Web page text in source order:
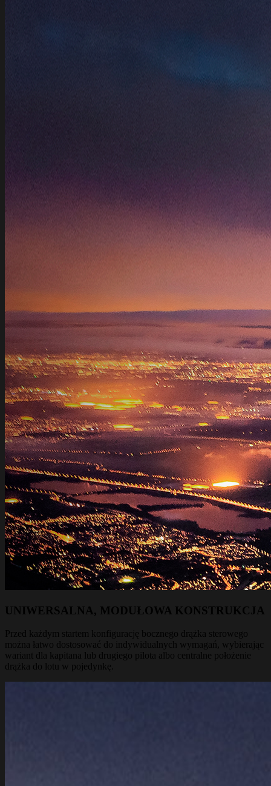
UNIWERSALNA, MODUŁOWA KONSTRUKCJA
Przed każdym startem konfigurację bocznego drążka sterowego
można łatwo dostosować do indywidualnych wymagań, wybierając
wariant dla kapitana lub drugiego pilota albo centralne położenie
drążka do lotu w pojedynkę.